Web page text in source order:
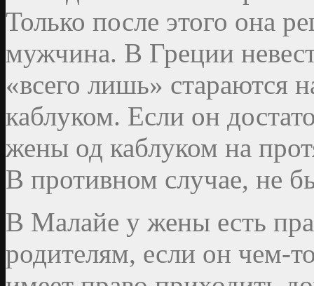
Только после этого она
мужчина. В Греции
«всего лишь» стараются
каблуком. Если он
жены од каблуком на
В противном случае, не
В Малайе у жены есть
родителям, если он чем-